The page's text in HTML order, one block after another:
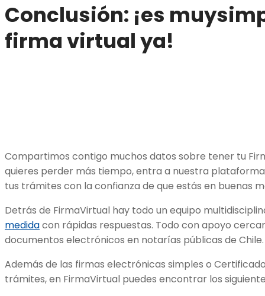
Conclusión: ¡es
firma virtual ya!
Compartimos contigo muchos datos sobre tener tu
quieres perder más tiempo, entra a nuestra
tus trámites con la confianza de que estás en buenas
Detrás de FirmaVirtual hay todo un equipo
medidacon rápidas respuestas. Todo con apoyo
documentos electrónicos en notarías públicas de Chile.
Además de las firmas electrónicas simples o
trámites, en FirmaVirtual puedes encontrar los